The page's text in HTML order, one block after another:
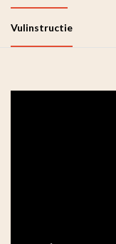
Vulinstructie